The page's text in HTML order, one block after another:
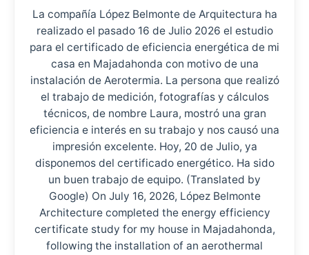
La compañía López Belmonte de Arquitectura ha
realizado el pasado 16 de Julio 2026 el estudio
para el certificado de eficiencia energética de mi
casa en Majadahonda con motivo de una
instalación de Aerotermia. La persona que realizó
el trabajo de medición, fotografías y cálculos
técnicos, de nombre Laura, mostró una gran
eficiencia e interés en su trabajo y nos causó una
impresión excelente. Hoy, 20 de Julio, ya
disponemos del certificado energético. Ha sido
un buen trabajo de equipo. (Translated by
Google) On July 16, 2026, López Belmonte
Architecture completed the energy efficiency
certificate study for my house in Majadahonda,
following the installation of an aerothermal